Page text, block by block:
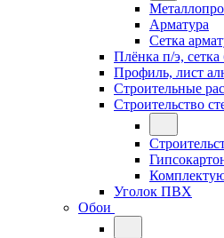
Арматура
Сетка
Плёнка п/э, сетка
Профиль, лист
Строительные
Строительство
Уголок ПВХ
Обои